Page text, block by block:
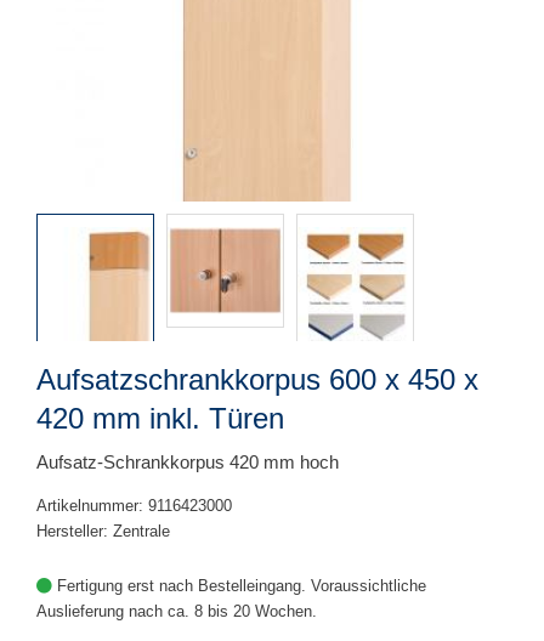
Aufsatzschrankkorpus 600 x 450 x
420 mm inkl. Türen
Aufsatz-Schrankkorpus 420 mm hoch
Artikelnummer: 9116423000
Hersteller: Zentrale
Fertigung erst nach Bestelleingang. Voraussichtliche
Auslieferung nach ca. 8 bis 20 Wochen.